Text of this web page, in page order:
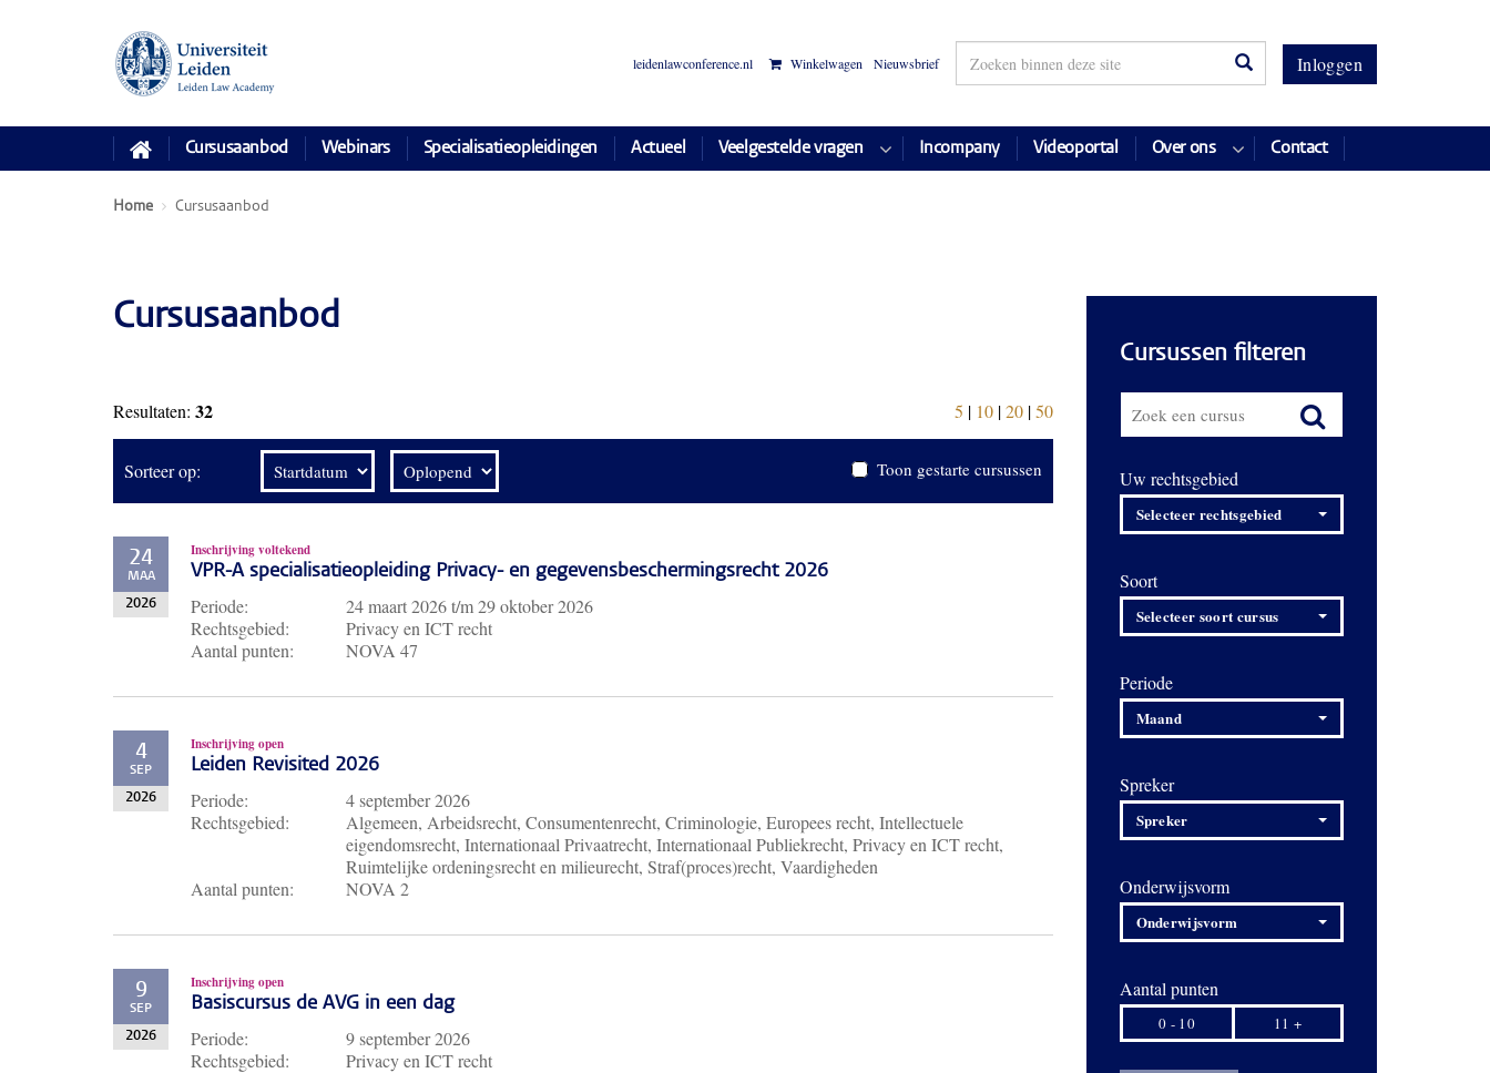
Inloggen
leidenlawconference.nl Winkelwagen Nieuwsbrief
Cursusaanbod Webinars Specialisatieopleidingen Actueel Veelgestelde vragen Incompany Videoportal Over ons Contact
Home Cursusaanbod
Cursusaanbod
Resultaten: 32 5 | 10|20|50
Sorteer op: Toon gestarte cursussen
24
MAA
2026
Inschrijving voltekend
VPR-A specialisatieopleiding Privacy- en gegevensbeschermingsrecht 2026
Periode: 24 maart 2026t/m29 oktober 2026
Rechtsgebied:
Privacy en ICT recht
Aantal punten:
NOVA 47
4
SEP
2026
Inschrijving open
Leiden Revisited 2026
Periode:
4 september 2026
Rechtsgebied:
Algemeen, Arbeidsrecht, Consumentenrecht, Criminologie, Europees recht, Intellectuele
eigendomsrecht, Internationaal Privaatrecht, Internationaal Publiekrecht, Privacy en ICT recht,
Ruimtelijke ordeningsrecht en milieurecht, Straf(proces)recht, Vaardigheden
Aantal punten:
NOVA 2
9
SEP
2026
Inschrijving open
Basiscursus de AVG in een dag
Periode:
9 september 2026
Rechtsgebied:
Privacy en ICT recht
Cursussen filteren
Uw rechtsgebied
Selecteer rechtsgebied
Soort
Selecteer soort cursus
Periode
Maand
Spreker
Spreker
Onderwijsvorm
Onderwijsvorm
Aantal punten
0 - 10 11 +